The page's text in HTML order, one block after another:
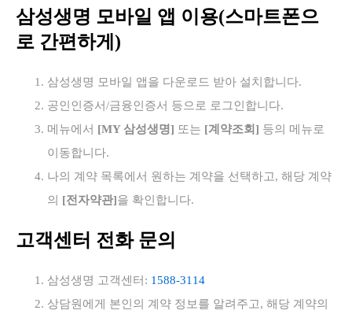
삼성생명 모바일 앱 이용(스마트폰으
로 간편하게)
삼성생명 모바일 앱을 다운로드 받아 설치합니다.
공인인증서/금융인증서 등으로 로그인합니다.
메뉴에서 [MY 삼성생명] 또는 [계약조회] 등의 메뉴로
이동합니다.
나의 계약 목록에서 원하는 계약을 선택하고, 해당 계약
의 [전자약관]을 확인합니다.
고객센터 전화 문의
삼성생명 고객센터: 1588-3114
상담원에게 본인의 계약 정보를 알려주고, 해당 계약의